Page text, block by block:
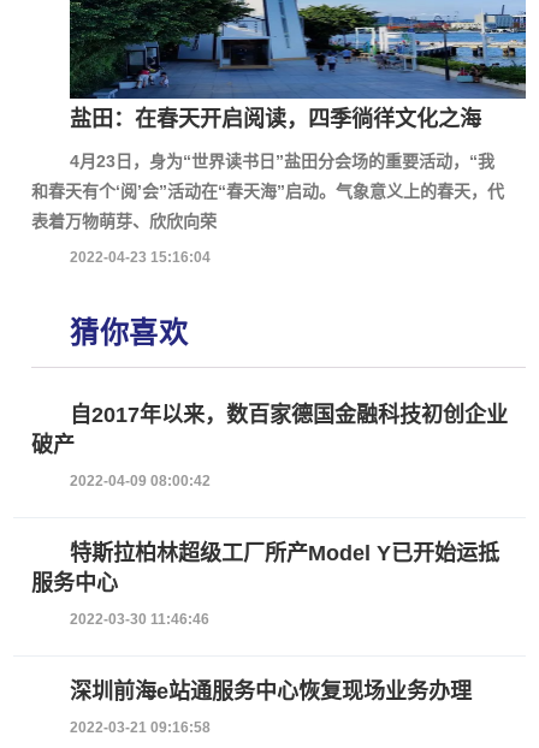
盐田：在春天开启阅读，四季徜徉文化之海
4月23日，身为“世界读书日”盐田分会场的重要活动，“我
和春天有个‘阅’会”活动在“春天海”启动。气象意义上的春天，代
表着万物萌芽、欣欣向荣
2022-04-23 15:16:04
猜你喜欢
自2017年以来，数百家德国金融科技初创企业
破产
2022-04-09 08:00:42
特斯拉柏林超级工厂所产Model Y已开始运抵
服务中心
2022-03-30 11:46:46
深圳前海e站通服务中心恢复现场业务办理
2022-03-21 09:16:58